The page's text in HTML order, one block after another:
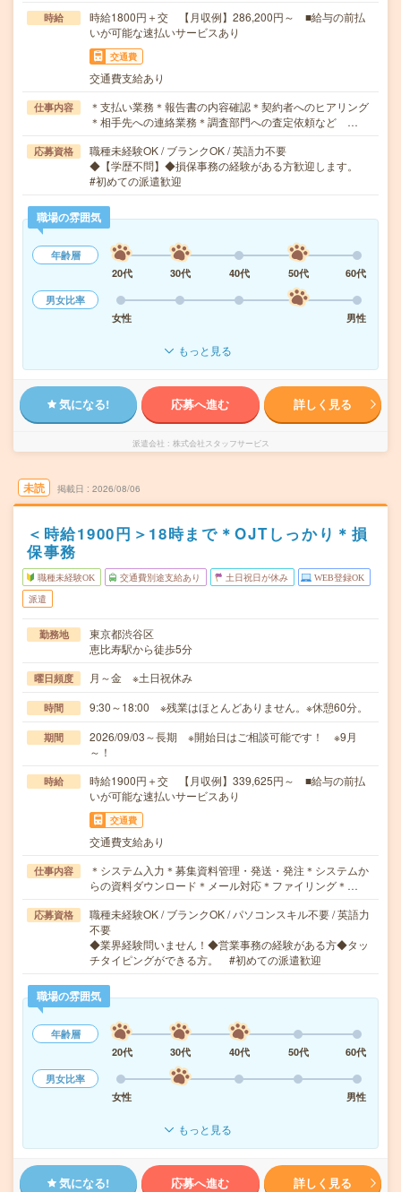
時給
時給1800円＋交 【月収例】286,200円～ ■給与の前払
いが可能な速払いサービスあり
交通費
交通費支給あり
仕事内容
＊支払い業務＊報告書の内容確認＊契約者へのヒアリング
＊相手先への連絡業務＊調査部門への査定依頼など …
応募資格
職種未経験OK / ブランクOK / 英語力不要
◆【学歴不問】◆損保事務の経験がある方歓迎します。
#初めての派遣歓迎
職場の雰囲気
年齢層
20代
30代 40代 50代
60代
男女比率
女性
男性
もっと見る
気になる! 応募へ進む 詳しく見る
派遣会社 株式会社スタッフサービス
未読 掲載日 2026/08/06
＜時給1900円＞18時まで＊OJTしっかり＊損
保事務
職種未経験OK 交通費別途支給あり 土日祝日が休み WEB登録OK
派遣
勤務地
東京都渋谷区
恵比寿駅から徒歩5分
曜日頻度 月～金 ※土日祝休み
時間 9:30～18:00 ※残業はほとんどありません。※休憩60分。
期間
2026/09/03～長期 ※開始日はご相談可能です！ ※9月
～！
時給
時給1900円＋交 【月収例】339,625円～ ■給与の前払
いが可能な速払いサービスあり
交通費
交通費支給あり
仕事内容
＊システム入力＊募集資料管理・発送・発注＊システムか
らの資料ダウンロード＊メール対応＊ファイリング＊…
応募資格
職種未経験OK / ブランクOK / パソコンスキル不要 / 英語力
不要
◆業界経験問いません！◆営業事務の経験がある方◆タッ
チタイピングができる方。 #初めての派遣歓迎
職場の雰囲気
年齢層
20代
30代 40代 50代
60代
男女比率
女性
男性
もっと見る
気になる! 応募へ進む 詳しく見る